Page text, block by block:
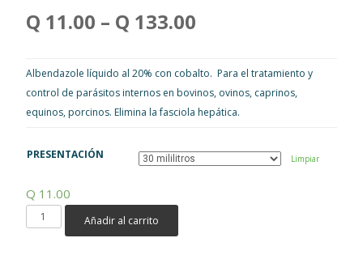
Q 11.00 – Q 133.00
Albendazole líquido al 20% con cobalto. Para el tratamiento y
control de parásitos internos en bovinos, ovinos, caprinos,
equinos, porcinos. Elimina la fasciola hepática.
PRESENTACIÓN Limpiar
Q 11.00
Boviverm
cantidad
Añadir al carrito